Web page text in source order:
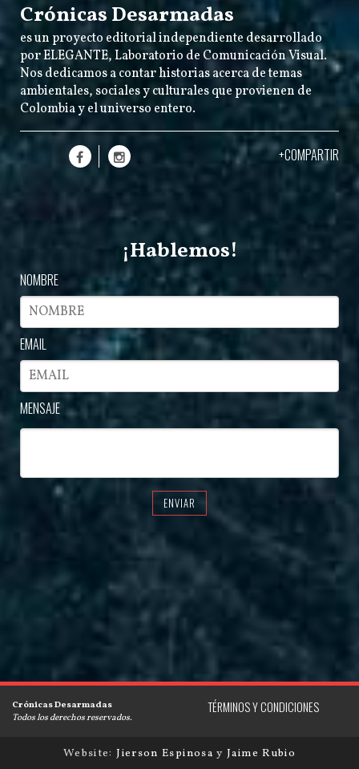
Crónicas Desarmadas
es un proyecto editorial independiente desarrollado
porELEGANTE, Laboratorio de Comunicación Visual.
Nos dedicamos a contar historias acerca de temas
ambientales, sociales y culturales que provienen de
Colombia y el universo entero.
+COMPARTIR
¡Hablemos!
NOMBRE
EMAIL
MENSAJE
ENVIAR
Crónicas Desarmadas
Todos los derechos reservados.
TÉRMINOS Y CONDICIONES
Website:Jierson EspinosayJaime Rubio